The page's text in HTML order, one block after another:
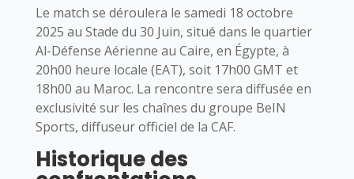
Le match se déroulera le samedi 18 octobre
2025 au Stade du 30 Juin, situé dans le quartier
Al-Défense Aérienne au Caire, en Égypte, à
20h00 heure locale (EAT), soit 17h00 GMT et
18h00 au Maroc. La rencontre sera diffusée en
exclusivité sur les chaînes du groupe BeIN
Sports, diffuseur officiel de la CAF.
Historique des